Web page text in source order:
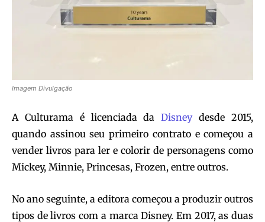
Imagem Divulgação
A Culturama é licenciada daDisneydesde 2015,
quando assinou seu primeiro contrato e começou a
vender livros para ler e colorir de personagens como
Mickey, Minnie, Princesas, Frozen, entre outros.
No ano seguinte, a editora começou a produzir outros
tipos de livros com a marca Disney. Em 2017, as duas